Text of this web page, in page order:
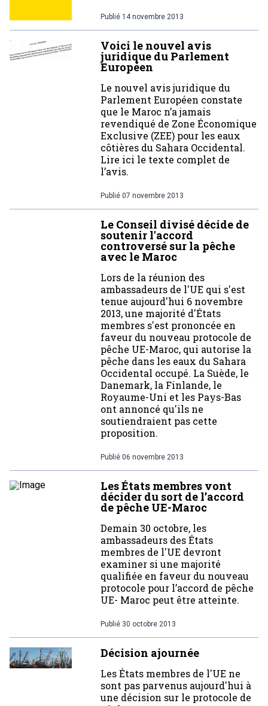
Publié 14 novembre 2013
Voici le nouvel avis
juridique du Parlement
Européen
Le nouvel avis juridique du
Parlement Européen constate
que le Maroc n’a jamais
revendiqué de Zone Économique
Exclusive (ZEE) pour les eaux
côtières du Sahara Occidental.
Lire ici le texte complet de
l’avis.
Publié 07 novembre 2013
Le Conseil divisé décide de
soutenir l'accord
controversé sur la pêche
avec le Maroc
Lors de la réunion des
ambassadeurs de l'UE qui s'est
tenue aujourd'hui 6 novembre
2013, une majorité d'États
membres s'est prononcée en
faveur du nouveau protocole de
pêche UE-Maroc, qui autorise la
pêche dans les eaux du Sahara
Occidental occupé. La Suède, le
Danemark, la Finlande, le
Royaume-Uni et les Pays-Bas
ont annoncé qu'ils ne
soutiendraient pas cette
proposition.
Publié 06 novembre 2013
Les États membres vont
décider du sort de l’accord
de pêche UE-Maroc
Demain 30 octobre, les
ambassadeurs des États
membres de l'UE devront
examiner si une majorité
qualifiée en faveur du nouveau
protocole pour l’accord de pêche
UE- Maroc peut être atteinte.
Publié 30 octobre 2013
Décision ajournée
Les États membres de l'UE ne
sont pas parvenus aujourd'hui à
une décision sur le protocole de